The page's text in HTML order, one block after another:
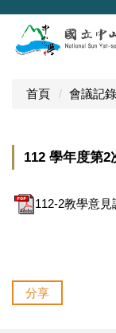
跳
主
首頁 會議記錄
112 學年度第
112-2教學意
分享